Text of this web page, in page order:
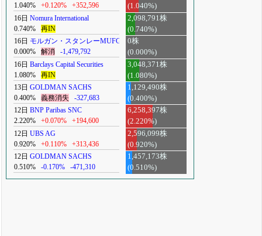
1.040%
+0.120% +352,596
(1.040%)
16日 Nomura International
0.740%
再IN
2,098,791株
(0.740%)
16日 モルガン・スタンレーMUFG
0.000%
解消 -1,479,792
0株
(0.000%)
16日 Barclays Capital Securities
1.080%
再IN
3,048,371株
(1.080%)
13日 GOLDMAN SACHS
0.400%
義務消失 -327,683
1,129,490株
(0.400%)
12日 BNP Paribas SNC
2.220%
+0.070% +194,600
6,258,397株
(2.220%)
12日 UBS AG
0.920%
+0.110% +313,436
2,596,099株
(0.920%)
12日 GOLDMAN SACHS
0.510%
-0.170% -471,310
1,457,173株
(0.510%)